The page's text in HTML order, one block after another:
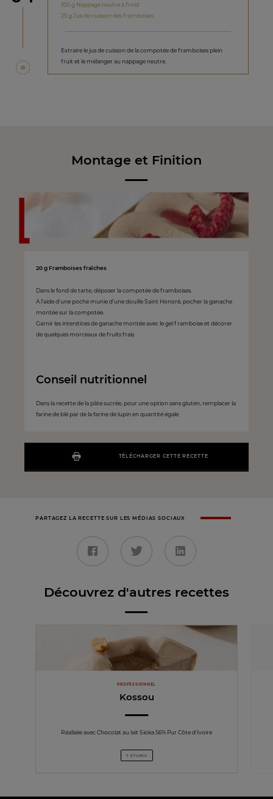
100 g Nappage neutre à froid
25 g Jus de cuisson des framboises
Extraire le jus de cuisson de la compotée de framboises plein
fruit et le mélanger au nappage neutre.
Montage et Finition
TÉLÉCHARGER CETTE RECETTE
20 g Framboises fraîches
Dans le fond de tarte, déposer la compotée de framboises.
A l’aide d’une poche munie d’une douille Saint Honoré, pocher la ganache
montée sur la compotée.
Garnir les interstices de ganache montée avec le gel f ramboise et décorer
de quelques morceaux de fruits frais
Conseil nutritionnel
Dans la recette de la pâte sucrée, pour une option sans gluten, remplacer la
farine de blé par de la farine de lupin en quantité égale.
PARTAGEZ LA RECETTE SUR LES MÉDIAS SOCIAUX
Découvrez d'autres recettes
PROFESSIONNEL
Kossou
Réalisée avec Chocolat au lait Sioka 56% Pur Côte d'Ivoire
7 ÉTAPES